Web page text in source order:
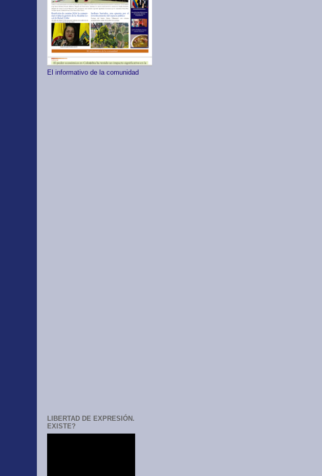
El informativo de la comunidad
LIBERTAD DE EXPRESIÓN.
EXISTE?